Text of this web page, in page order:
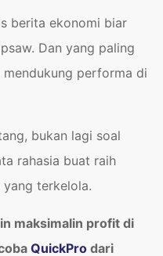
berita ekonomi biar
Dan yang paling
performa di
bukan lagi soal
rahasia buat raih
terkelola.
maksimalin profit di
QuickPro dari